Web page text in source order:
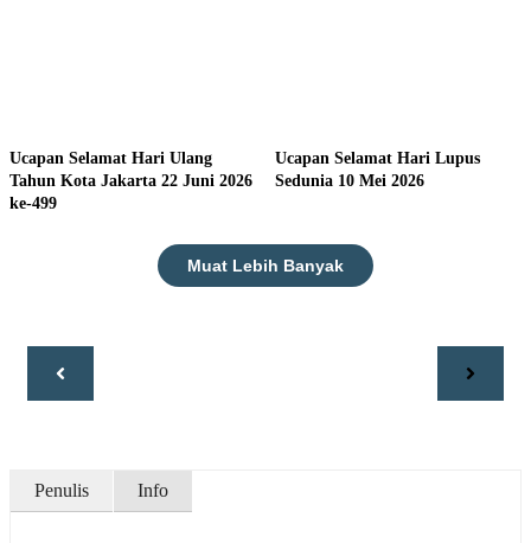
Ucapan Selamat Hari Ulang
Tahun Kota Jakarta 22 Juni 2026
ke-499
Ucapan Selamat Hari Lupus
Sedunia 10 Mei 2026
Muat Lebih Banyak
Penulis Info